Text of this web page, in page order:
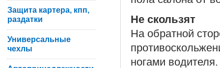
Не скользят
На обратной
ногами водителя.
Защита картера, кпп,
раздатки
Универсальные
чехлы